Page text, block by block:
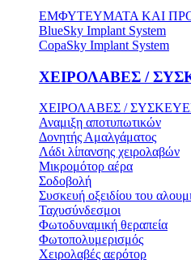
ΕΜΦΥΤΕΥΜΑΤΑ ΚΑΙ
BlueSky Implant System
CopaSky Implant System
ΧΕΙΡΟΛΑΒΕΣ /
ΧΕΙΡΟΛΑΒΕΣ /
Αναμιξη αποτυπωτικών
Δονητής Αμαλγάματος
Λάδι λίπανσης χειρολαβών
Μικρομότορ αέρα
Σοδοβολή
Συσκευή οξειδίου του
Ταχυσύνδεσμοι
Φωτοδυναμική θεραπεία
Φωτοπολυμερισμός
Χειρολαβές αερότορ